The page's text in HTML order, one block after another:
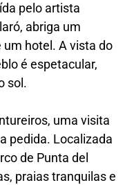
pelo artista
abriga um
um hotel. A vista do
é espetacular,
sol.
uma visita
pedida. Localizada
de Punta del
praias tranquilas e